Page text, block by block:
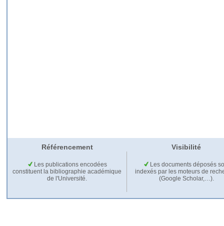
Référencement Visibilité
Les publications encodées
constituent la bibliographie académique
de l'Université.
Les documents déposés
indexés par les moteurs de
(Google Scholar,…).